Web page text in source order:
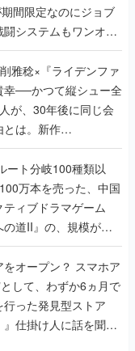
雅稔×『ライデンファ
──かつて縦シュー全
が、30年後に同じ会
とは。新作
』で初タッグを組
訊く開発秘話
ート分岐100種類以
万本を売った、中国
ィブドラマゲーム
道II』の、規模が違
ーサーに聞いた
プン？ スマホア
して、わずか6ヵ月で
った発見型ストア
仕掛け人に話を聞い